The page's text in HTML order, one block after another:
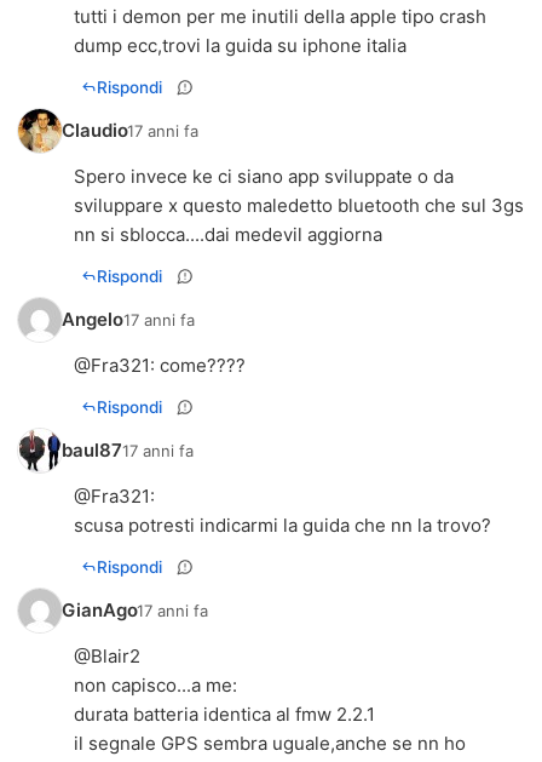
tutti i demon per me inutili della apple tipo crash
dump ecc,trovi la guida su iphone italia
Rispondi
Claudio17 anni fa
Spero invece ke ci siano app sviluppate o da
sviluppare x questo maledetto bluetooth che sul 3gs
nn si sblocca....dai medevil aggiorna
Rispondi
Angelo17 anni fa
@Fra321: come????
Rispondi
baul8717 anni fa
@Fra321:
scusa potresti indicarmi la guida che nn la trovo?
Rispondi
GianAgo17 anni fa
@Blair2
non capisco...a me:
durata batteria identica al fmw 2.2.1
il segnale GPS sembra uguale,anche se nn ho